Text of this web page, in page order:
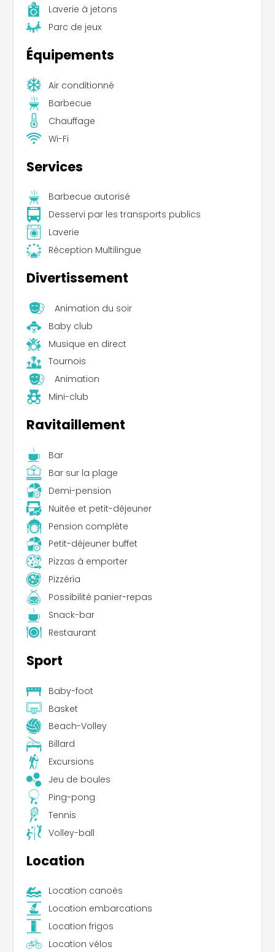
Laverie à jetons
Parc de jeux
Équipements
Air conditionné
Barbecue
Chauffage
Wi-Fi
Services
Barbecue autorisé
Desservi par les transports publics
Laverie
Réception Multilingue
Divertissement
Animation du soir
Baby club
Musique en direct
Tournois
Animation
Mini-club
Ravitaillement
Bar
Bar sur la plage
Demi-pension
Nuitée et petit-déjeuner
Pension complète
Petit-déjeuner buffet
Pizzas à emporter
Pizzéria
Possibilité panier-repas
Snack-bar
Restaurant
Sport
Baby-foot
Basket
Beach-Volley
Billard
Excursions
Jeu de boules
Ping-pong
Tennis
Volley-ball
Location
Location canoës
Location embarcations
Location frigos
Location vélos